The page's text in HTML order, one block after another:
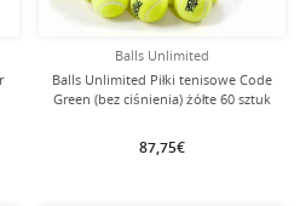
Balls Unlimited
Balls Unlimited Piłki tenisowe Code
Green (bez ciśnienia) żółte 60 sztuk
87,75€